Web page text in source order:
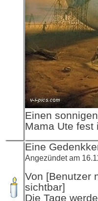
Einen
Mama Ute fest
Eine
Angezündet am
Von [Benutzer
sichtbar]
Die Tage